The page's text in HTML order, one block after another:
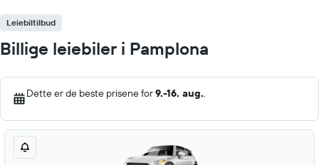
Leiebiltilbud
Billige leiebiler i Pamplona
Dette er de beste prisene for9.-16. aug..